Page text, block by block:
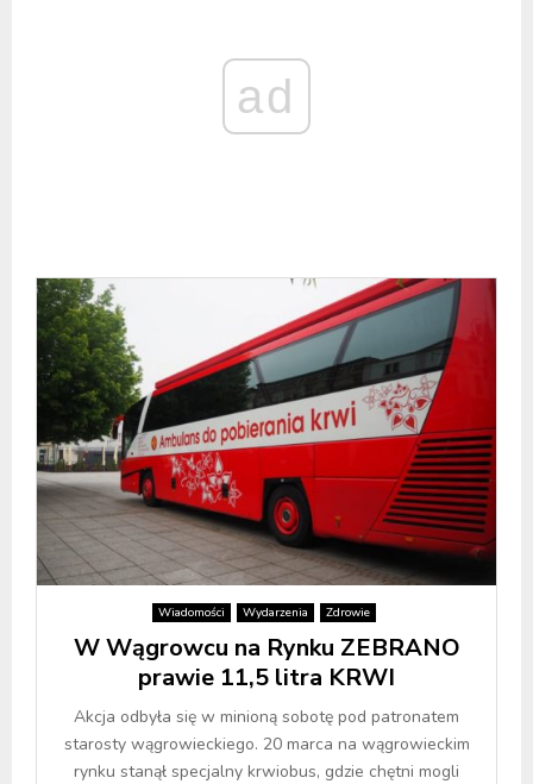
ad
Wiadomości Wydarzenia Zdrowie
W Wągrowcu na Rynku ZEBRANO
prawie 11,5 litra KRWI
Akcja odbyła się w minioną sobotę pod patronatem
starosty wągrowieckiego. 20 marca na wągrowieckim
rynku stanął specjalny krwiobus, gdzie chętni mogli